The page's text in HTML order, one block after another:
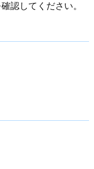
認してください。